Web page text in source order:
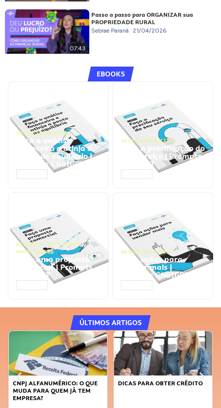
07:43
Passo a passo para ORGANIZAR sua
PROPRIEDADE RURAL
Sebrae Paraná 21/04/2026
EBOOKS
GESTÃO FINANCEIRA
Faça a análise
financeira e atinja o
ponto de equilíbrio |
Prompts ChatGPT
GESTÃO FINANCEIRA
Faça a precificação do
seu serviço | Prompts
ChatGPT
NEGÓCIOS, PROCESSOS
EMPRESARIAIS
Faça uma proposta
comercial | Prompts
ChatGPT
NEGÓCIOS, VENDAS
Faça ações para
vender mais |
Prompts ChatGPT
ÚLTIMOS ARTIGOS
CNPJ ALFANUMÉRICO: O QUE
MUDA PARA QUEM JÁ TEM
EMPRESA?
DICAS PARA OBTER CRÉDITO